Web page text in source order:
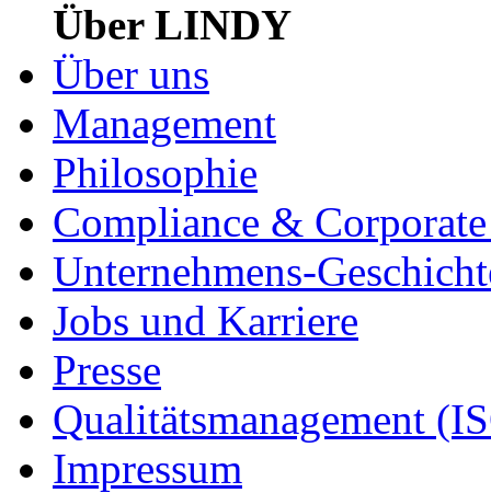
Über LINDY
Über uns
Management
Philosophie
Compliance &
Unternehmens-
Jobs und Karriere
Presse
Qualitätsmanagement
Impressum